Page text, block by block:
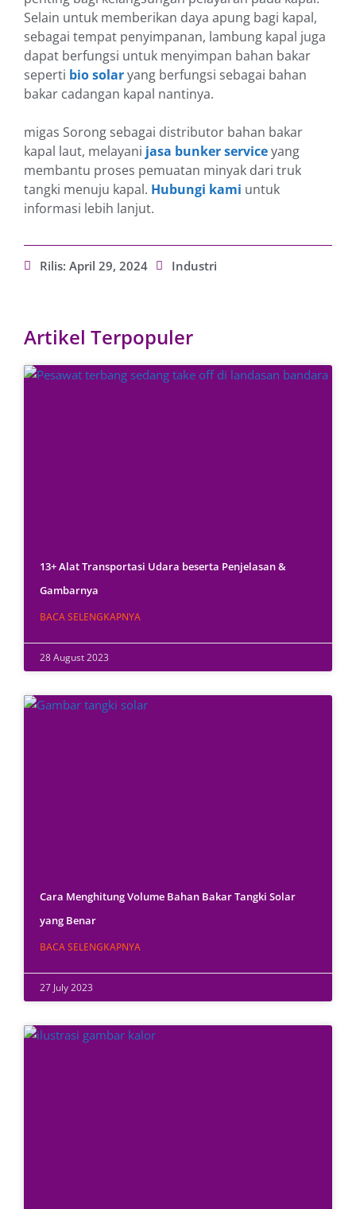
Selain untuk memberikan daya apung bagi kapal,
sebagai tempat penyimpanan, lambung kapal juga
dapat berfungsi untuk menyimpan bahan bakar
seperti bio solaryang berfungsi sebagai bahan
bakar cadangan kapal nantinya.
migas Sorong sebagai distributor bahan bakar
kapal laut, melayani jasa bunker serviceyang
membantu proses pemuatan minyak dari truk
tangki menuju kapal. Hubungi kami untuk
informasi lebih lanjut.
Rilis: April 29, 2024 Industri
Artikel Terpopuler
13+ Alat Transportasi Udara beserta Penjelasan &
Gambarnya
BACA SELENGKAPNYA
28 August 2023
Cara Menghitung Volume Bahan Bakar Tangki Solar
yang Benar
BACA SELENGKAPNYA
27 July 2023